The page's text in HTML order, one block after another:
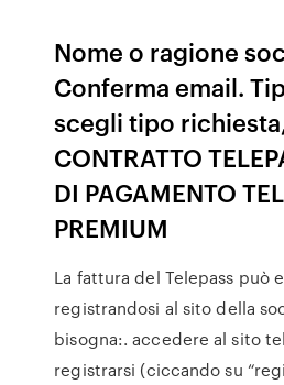
Nome o ragione
Conferma email.
scegli tipo
CONTRATTO
DI PAGAMENTO
PREMIUM
La fattura del Telepass può
registrandosi al sito della
bisogna:. accedere al sito
registrarsi (ciccando su